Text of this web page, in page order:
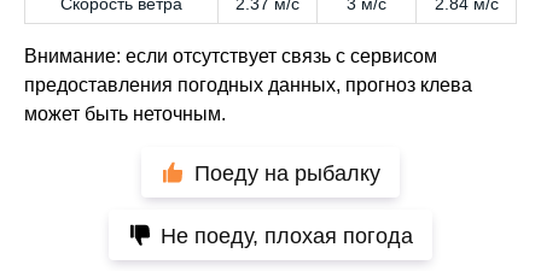
Внимание: если отсутствует связь с сервисом
предоставления погодных данных, прогноз клева
может быть неточным.
Поеду на рыбалку
Не поеду, плохая погода